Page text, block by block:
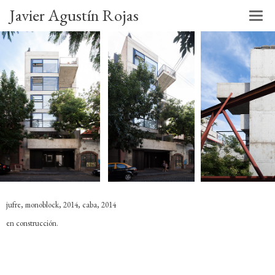
Javier Agustín Rojas
jufre, monoblock, 2014, caba, 2014
en construcción.